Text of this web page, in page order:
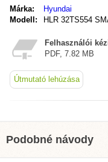
Márka:
Hyundai
Modell:
HLR 32TS554
Felhasználói
PDF, 7.82 MB
Útmutató lehúzása
Podobné návody